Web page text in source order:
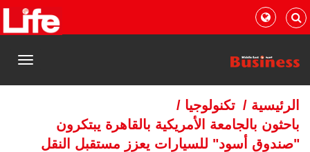
القائمة
الرئيسية / تكنولوجيا /
باحثون بالجامعة الأمريكية بالقاهرة يبتكرون
"صندوق أسود" للسيارات يعزز مستقبل النقل